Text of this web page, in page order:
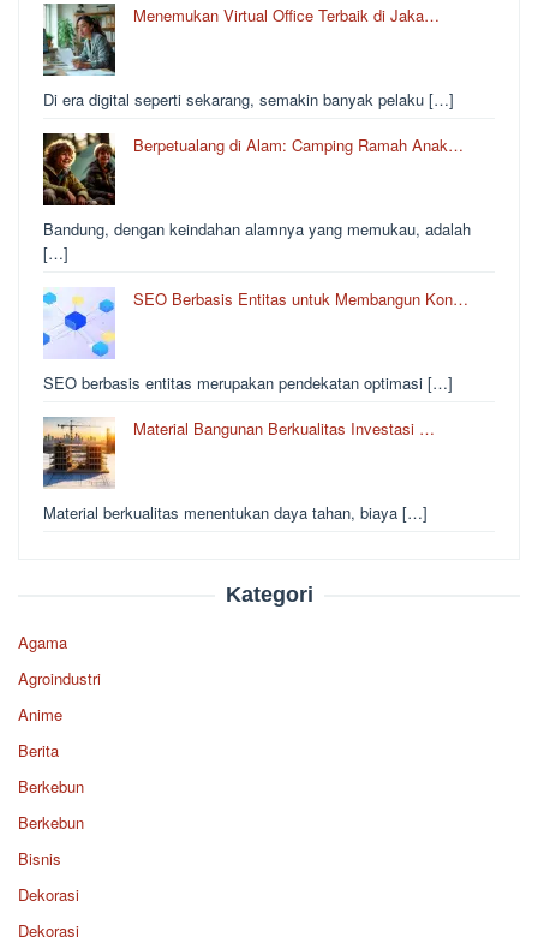
Menemukan Virtual Office Terbaik di Jaka…
Di era digital seperti sekarang, semakin banyak pelaku […]
Berpetualang di Alam: Camping Ramah Anak…
Bandung, dengan keindahan alamnya yang memukau, adalah
[…]
SEO Berbasis Entitas untuk Membangun Kon…
SEO berbasis entitas merupakan pendekatan optimasi […]
Material Bangunan Berkualitas Investasi …
Material berkualitas menentukan daya tahan, biaya […]
Kategori
Agama
Agroindustri
Anime
Berita
Berkebun
Berkebun
Bisnis
Dekorasi
Dekorasi